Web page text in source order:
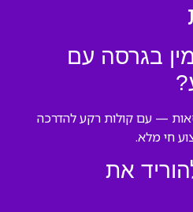
בגרסה עם
— עם קולות רקע להדרכה
חי מלא.
את